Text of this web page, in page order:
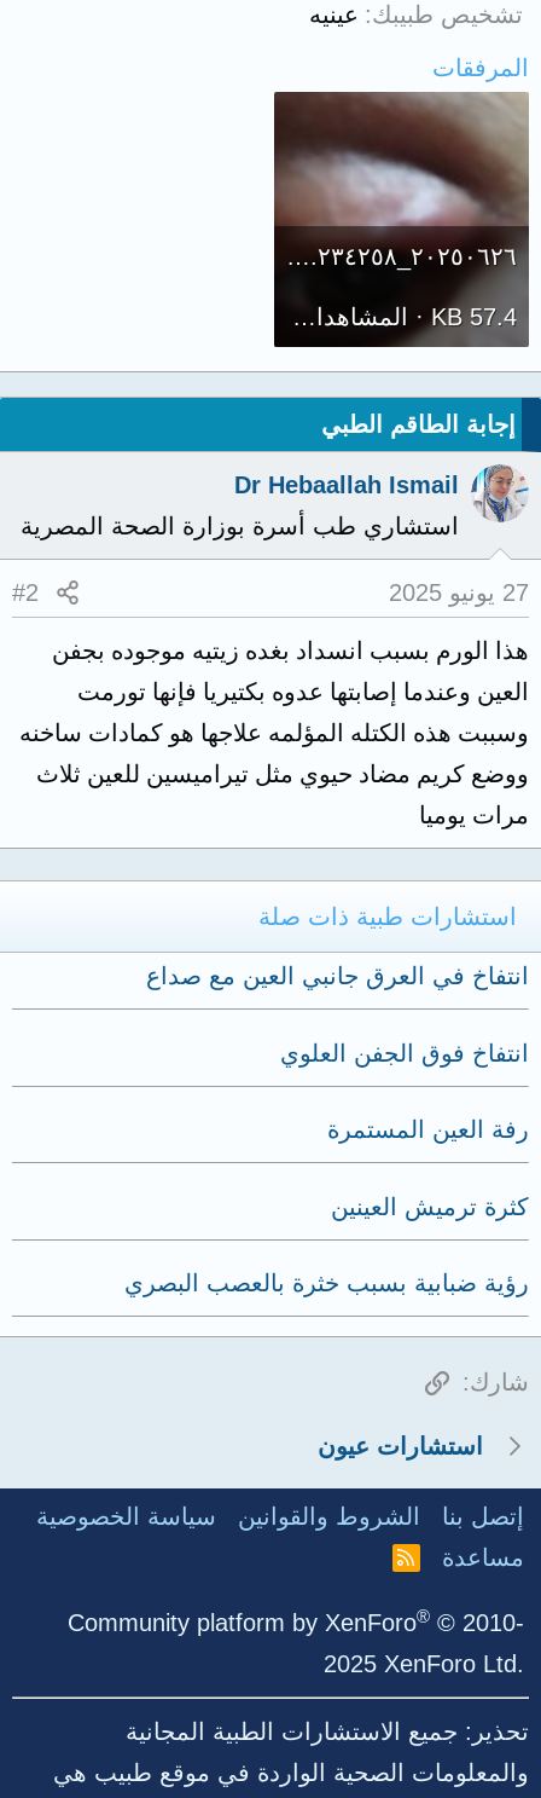
تشخيص طبيبك
عينيه
المرفقات
٢٠٢٥٠٦٢٦_٢٣٤٢٥٨.jpg
57.4 KB · المشاهدات: 491
إجابة الطاقم الطبي
Dr Hebaallah Ismail
استشاري طب أسرة بوزارة الصحة المصرية
27 يونيو 2025 #2
هذا الورم بسبب انسداد بغده زيتيه موجوده بجفن
العين وعندما إصابتها عدوه بكتيريا فإنها تورمت
وسببت هذه الكتله المؤلمه علاجها هو كمادات ساخنه
ووضع كريم مضاد حيوي مثل تيراميسين للعين ثلاث
مرات يوميا
استشارات طبية ذات صلة
انتفاخ في العرق جانبي العين مع صداع
انتفاخ فوق الجفن العلوي
رفة العين المستمرة
كثرة ترميش العينين
رؤية ضبابية بسبب خثرة بالعصب البصري
شارك: الرابط
استشارات عيون
إتصل بنا الشروط والقوانين
سياسة الخصوصية
مساعدة
R
Community platform by XenForo® © 2010-
2025 XenForo Ltd.
تحذير: جميع الاستشارات الطبية المجانية
والمعلومات الصحية الواردة في موقع طبيب هي